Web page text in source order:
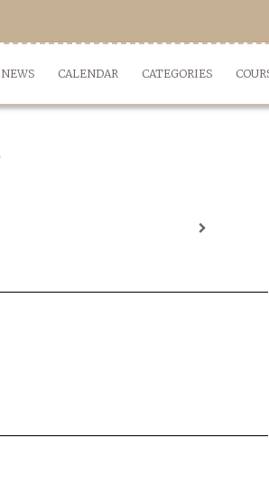
NEWS CALENDAR CATEGORIES